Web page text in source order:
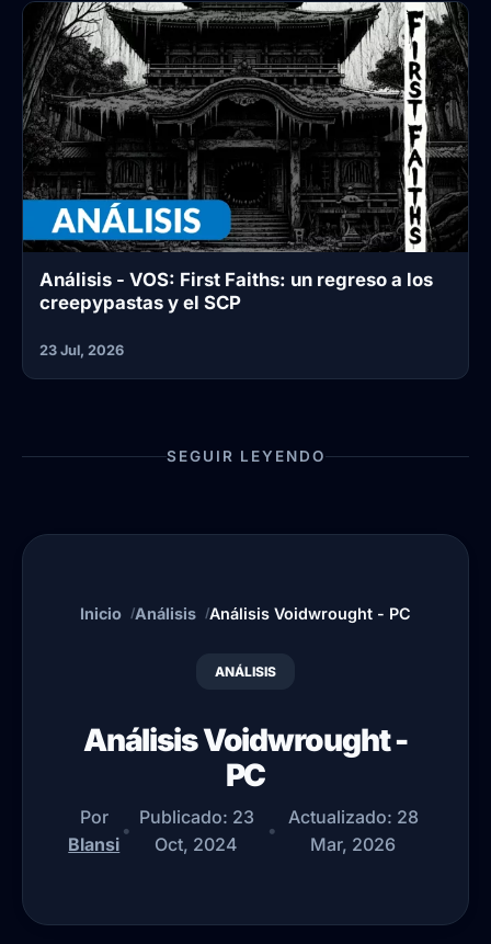
Análisis - VOS: First Faiths: un regreso a los
creepypastas y el SCP
23 Jul, 2026
SEGUIR LEYENDO
Inicio Análisis Análisis Voidwrought - PC
ANÁLISIS
Análisis Voidwrought -
PC
Por
Blansi
•
Publicado: 23
Oct, 2024
•
Actualizado: 28
Mar, 2026